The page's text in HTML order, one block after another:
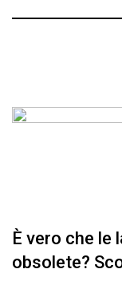
È vero che le
obsolete?